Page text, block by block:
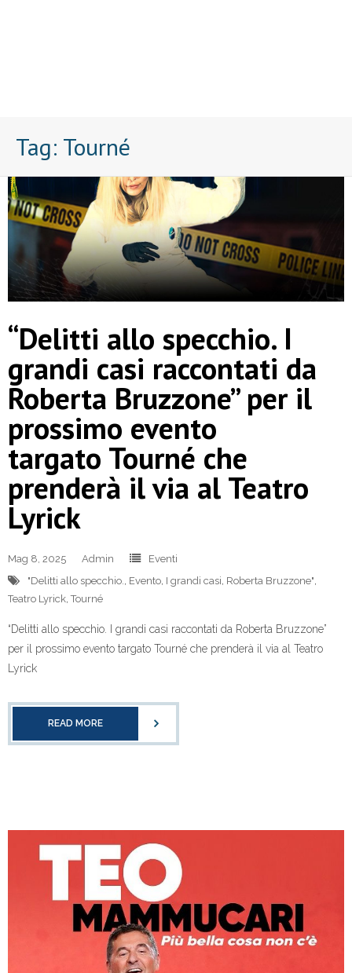
Tag: Tourné
“Delitti allo specchio. I
grandi casi raccontati da
Roberta Bruzzone” per il
prossimo evento
targato Tourné che
prenderà il via al Teatro
Lyrick
Mag 8, 2025 Admin
Eventi
"Delitti allo specchio., Evento, I grandi casi, Roberta Bruzzone",
Teatro Lyrick,Tourné
“Delitti allo specchio. I grandi casi raccontati da Roberta Bruzzone”
per il prossimo evento targato Tourné che prenderà il via al Teatro
Lyrick
READ MORE